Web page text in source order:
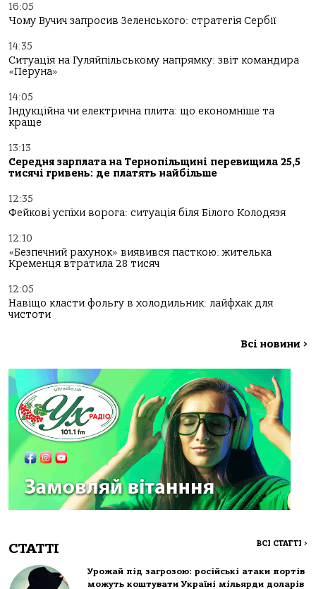
16:05
Чому Вучич запросив Зеленського: стратегія Сербії
14:35
Ситуація на Гуляйпільському напрямку: звіт командира
«Перуна»
14:05
Індукційна чи електрична плита: що економніше та
краще
13:13
Середня зарплата на Тернопільщині перевищила 25,5
тисячі гривень: де платять найбільше
12:35
Фейкові успіхи ворога: ситуація біля Білого Колодязя
12:10
«Безпечний рахунок» виявився пасткою: жителька
Кременця втратила 28 тисяч
12:05
Навіщо класти фольгу в холодильник: лайфхак для
чистоти
Всі новини >
СТАТТІ ВСІ СТАТТІ >
Урожай під загрозою: російські атаки портів
можуть коштувати Україні мільярди доларів